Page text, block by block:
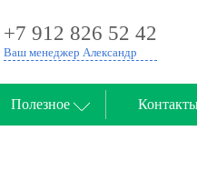
+7 912 826 52 42
Ваш менеджер Александр
Полезное